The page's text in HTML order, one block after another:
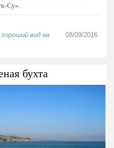
Су».
вид на
08/09/2016
бухта